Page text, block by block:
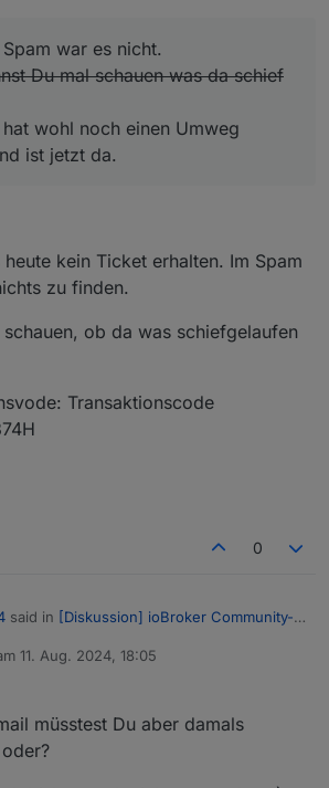
Spam war es nicht.
Du mal schauen was da schief
wohl noch einen Umweg
ist jetzt da.
kein Ticket erhalten. Im Spam
zu finden.
ob da was schiefgelaufen
Transaktionscode
0
said in [Diskussion] ioBroker Community-
ist?
Ticket hat wohl noch einen Umweg
:-) und ist jetzt da.
bis heute kein Ticket erhalten. Im Spam
11. Aug. 2024, 18:05
von
müsstest Du aber damals